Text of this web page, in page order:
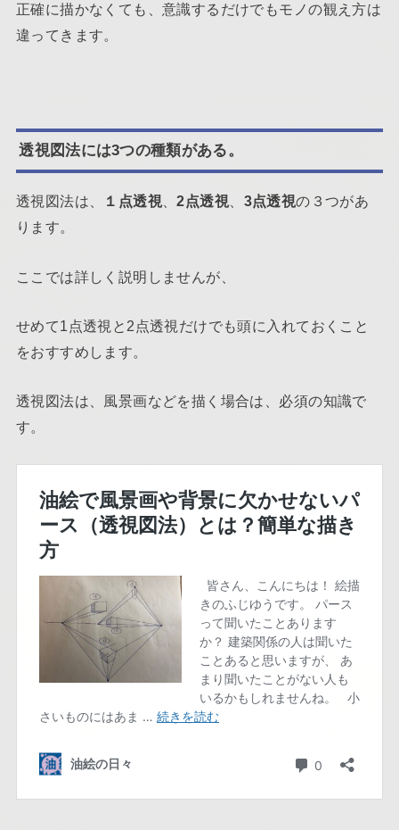
正確に描かなくても、意識するだけでもモノの観え方は
違ってきます。
透視図法には3つの種類がある。
透視図法は、 １点透視 、2点透視 3点透視の３つがあ
ります。
ここでは詳しく説明しませんが、
せめて1点透視と2点透視だけでも頭に入れておくこと
をおすすめします。
透視図法は、風景画などを描く場合は、必須の知識で
す。